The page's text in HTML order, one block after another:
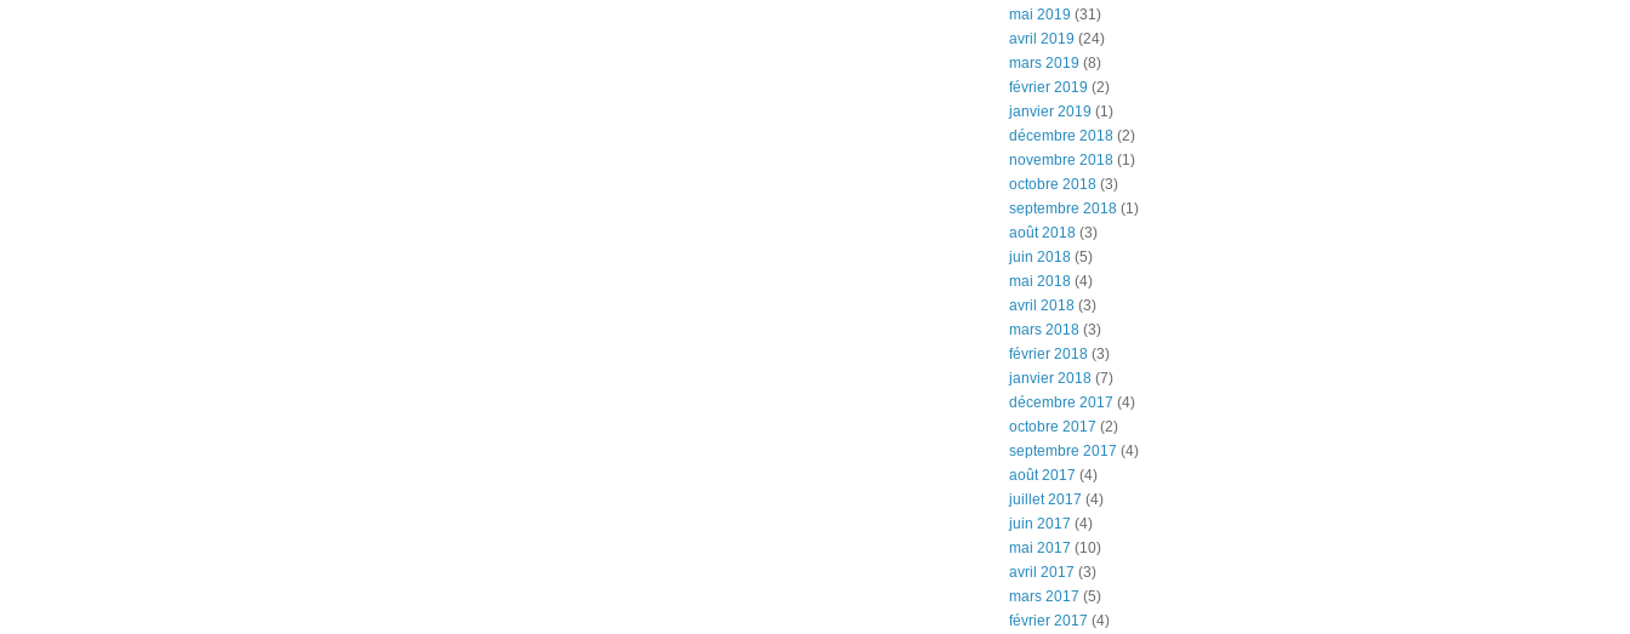
mai 2019 (31)
avril 2019 (24)
mars 2019 (8)
février 2019 (2)
janvier 2019 (1)
décembre 2018 (2)
novembre 2018 (1)
octobre 2018 (3)
septembre 2018 (1)
août 2018 (3)
juin 2018 (5)
mai 2018 (4)
avril 2018 (3)
mars 2018 (3)
février 2018 (3)
janvier 2018 (7)
décembre 2017 (4)
octobre 2017 (2)
septembre 2017 (4)
août 2017 (4)
juillet 2017 (4)
juin 2017 (4)
mai 2017 (10)
avril 2017 (3)
mars 2017 (5)
février 2017 (4)